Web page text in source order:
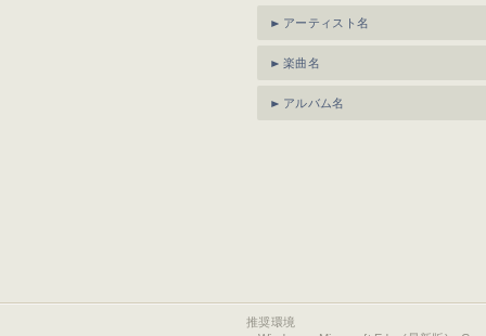
アーティスト名
楽曲名
アルバム名
推奨環境